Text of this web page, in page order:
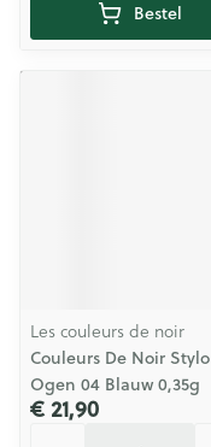
Bestel
Les couleurs de noir
Couleurs De Noir Stylo
Ogen 04 Blauw 0,35g
€ 21,90